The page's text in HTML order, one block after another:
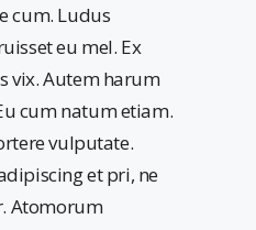
cum. Ludus
eu mel. Ex
vix. Autem harum
cum natum etiam.
vulputate.
et pri, ne
Atomorum